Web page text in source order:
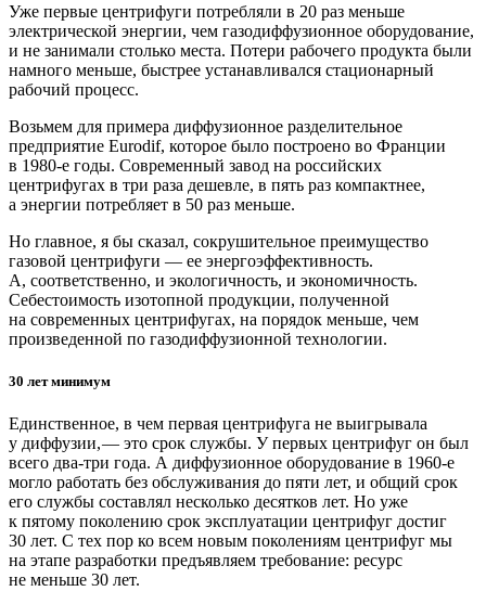
Уже первые центрифуги потребляли в 20 раз меньше
электрической энергии, чем газодиффузионное оборудование,
и не занимали столько места. Потери рабочего продукта были
намного меньше, быстрее устанавливался стационарный
рабочий процесс.
Возьмем для примера диффузионное разделительное
предприятие Eurodif, которое было построено во Франции
в 1980‑е годы. Современный завод на российских
центрифугах в три раза дешевле, в пять раз компактнее,
а энергии потребляет в 50 раз меньше.
Но главное, я бы сказал, сокрушительное преимущество
газовой центрифуги — ​ее энергоэффективность.
А, соответственно, и экологичность, и экономичность.
Себестоимость изотопной продукции, полученной
на современных центрифугах, на порядок меньше, чем
произведенной по газодиффузионной технологии.
30 лет минимум
Единственное, в чем первая центрифуга не выигрывала
у диффузии, — ​это срок службы. У первых центрифуг он был
всего два-три года. А диффузионное оборудование в 1960‑е
могло работать без обслуживания до пяти лет, и общий срок
его службы составлял несколько десятков лет. Но уже
к пятому поколению срок эксплуатации центрифуг достиг
30 лет. С тех пор ко всем новым поколениям центрифуг мы
на этапе разработки предъявляем требование: ресурс
не меньше 30 лет.